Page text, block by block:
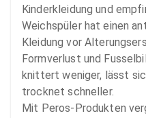
Kinderkleidung und
Weichspüler hat einen
Kleidung vor
Formverlust und
knittert weniger, lässt
trocknet schneller.
Mit Peros-Produkten